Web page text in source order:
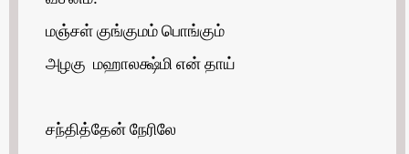
மஞ்சள் குங்குமம் பொங்கும்
அழகு மஹாலக்ஷ்மி என் தாய்
சந்தித்தேன் நேரிலே